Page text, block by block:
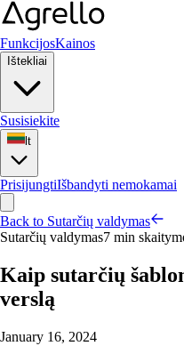
FunkcijosKainos
Ištekliai
Susisiekite
lt
PrisijungtiIšbandyti nemokamai
Back to Sutarčių valdymas
Sutarčių valdymas7 min
Kaip sutarčių
verslą
January 16, 2024